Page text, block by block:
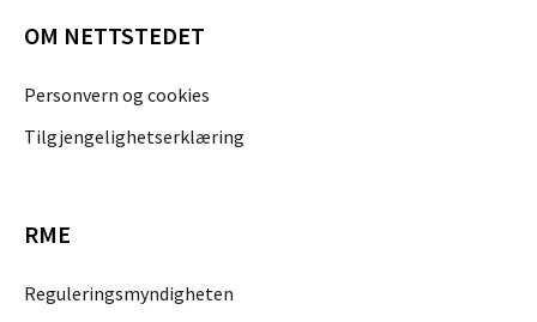
OM NETTSTEDET
Personvern og cookies
Tilgjengelighetserklæring
RME
Reguleringsmyndigheten